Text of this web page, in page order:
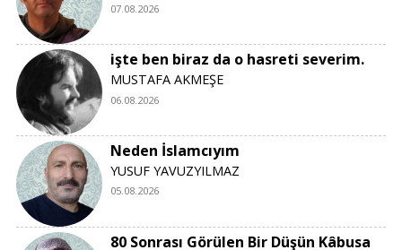
07.08.2026
işte ben biraz da o hasreti severim.
MUSTAFA AKMEŞE
06.08.2026
Neden İslamcıyım
YUSUF YAVUZYILMAZ
05.08.2026
80 Sonrası Görülen Bir Düşün Kâbusa